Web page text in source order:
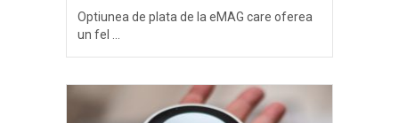
Optiunea de plata de la eMAG care oferea
un fel …